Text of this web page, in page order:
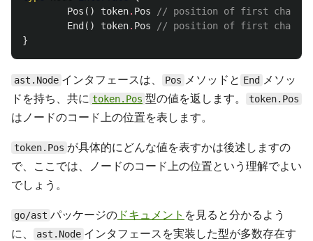
Pos () token. Pos
// position of first
End () token. Pos
// position of first
}
ast.Node インタフェースは、 Pos メソッドと End メソッ
ドを持ち、共に token.Pos 型の値を返します。 token.Pos
はノードのコード上の位置を表します。
token.Pos が具体的にどんな値を表すかは後述しますの
で、ここでは、ノードのコード上の位置という理解でよい
でしょう。
go/ast パッケージの ドキュメント を見ると分かるよう
に、
ast.Node インタフェースを実装した型が多数存在す